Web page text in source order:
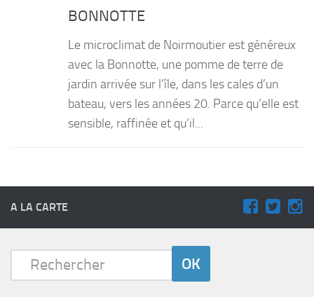
BONNOTTE
Le microclimat de Noirmoutier est généreux
avec la Bonnotte, une pomme de terre de
jardin arrivée sur l’île, dans les cales d’un
bateau, vers les années 20. Parce qu’elle est
sensible, raffinée et qu’il...
A LA CARTE